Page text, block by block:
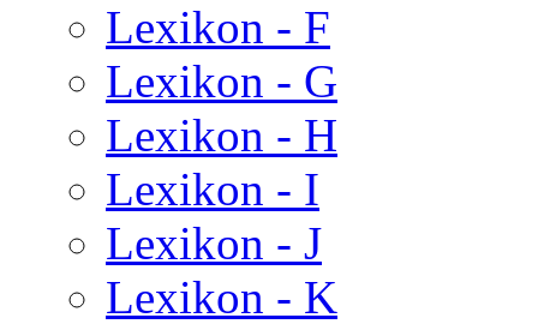
Lexikon - F
Lexikon - G
Lexikon - H
Lexikon - I
Lexikon - J
Lexikon - K